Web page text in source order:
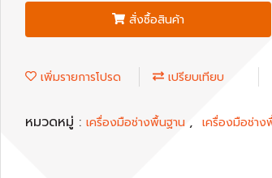
สั่งซื้อสินค้า
เพิ่มรายการโปรด เปรียบเทียบ
หมวดหมู่ : เครื่องมือช่างพื้นฐาน , เครื่องมือช่า